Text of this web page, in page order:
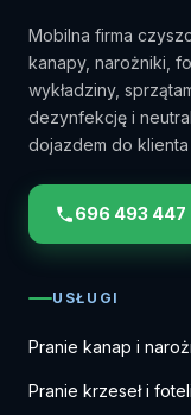
Mobilna firma
kanapy, narożniki,
wykładziny,
dezynfekcję i
dojazdem do
696 493 447
USŁUGI
Pranie kanap i
Pranie krzeseł i foteli